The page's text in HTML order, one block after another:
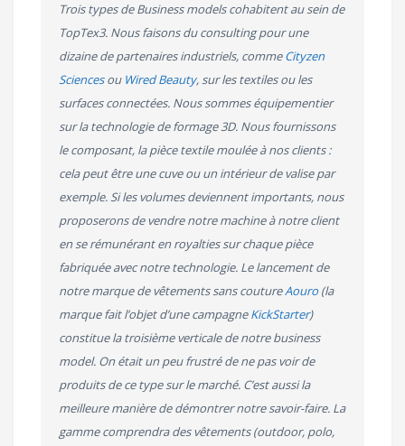
Trois types de Business models cohabitent au sein de
TopTex3. Nous faisons du consulting pour une
dizaine de partenaires industriels, commeCityzen
Sciencesou Wired Beauty, sur les textiles ou les
surfaces connectées. Nous sommes équipementier
sur la technologie de formage 3D. Nous fournissons
le composant, la pièce textile moulée à nos clients :
cela peut être une cuve ou un intérieur de valise par
exemple. Si les volumes deviennent importants, nous
proposerons de vendre notre machine à notre client
en se rémunérant en royalties sur chaque pièce
fabriquée avec notre technologie. Le lancement de
notre marque de vêtements sans coutureAouro(la
marque fait l’objet d’une campagneKickStarter)
constitue la troisième verticale de notre business
model. On était un peu frustré de ne pas voir de
produits de ce type sur le marché. C’est aussi la
meilleure manière de démontrer notre savoir-faire. La
gamme comprendra des vêtements (outdoor, polo,